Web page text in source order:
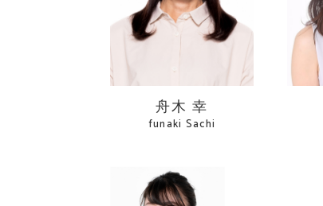
舟木 幸
funaki Sachi